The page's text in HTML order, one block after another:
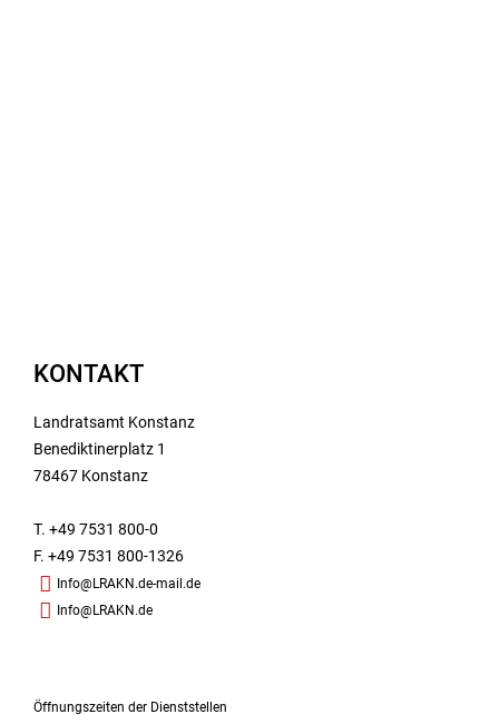
KONTAKT
Landratsamt Konstanz
Benediktinerplatz 1
78467 Konstanz
T. +49 7531 800-0
F. +49 7531 800-1326
Info@LRAKN.de-mail.de
Info@LRAKN.de
Öffnungszeiten der Dienststellen